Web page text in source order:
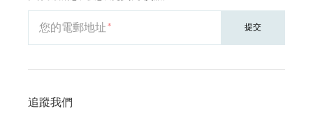
您的電郵地址 提交
追蹤我們